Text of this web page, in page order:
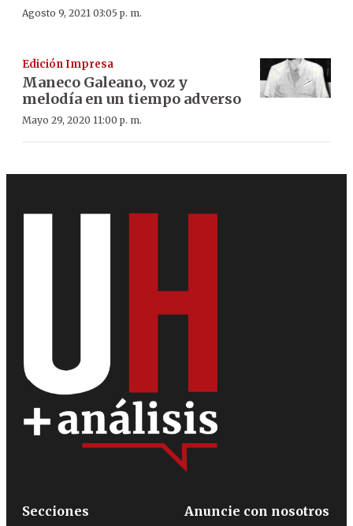
Agosto 9, 2021 03:05 p. m.
Edición Impresa
Maneco Galeano, voz y
melodía en un tiempo adverso
Mayo 29, 2020 11:00 p. m.
Secciones
Anuncie con nosotros